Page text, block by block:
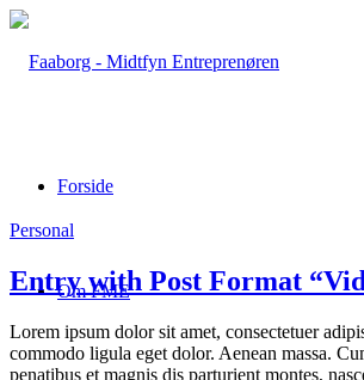
Forside
Om FME
Personal
Entry with Post Format
Lorem ipsum dolor sit amet, consectetuer
commodo ligula eget dolor. Aenean massa.
penatibus et magnis dis parturient montes,